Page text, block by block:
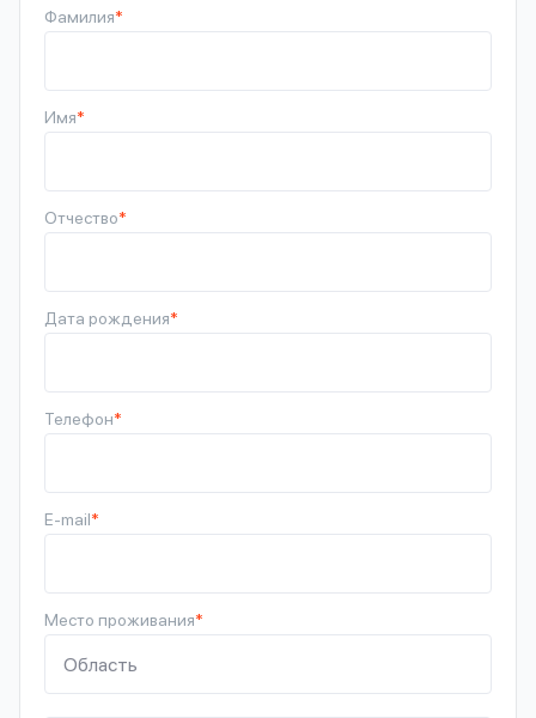
Фамилия*
Имя*
Отчество*
Дата рождения*
Телефон*
E-mail*
Место проживания*